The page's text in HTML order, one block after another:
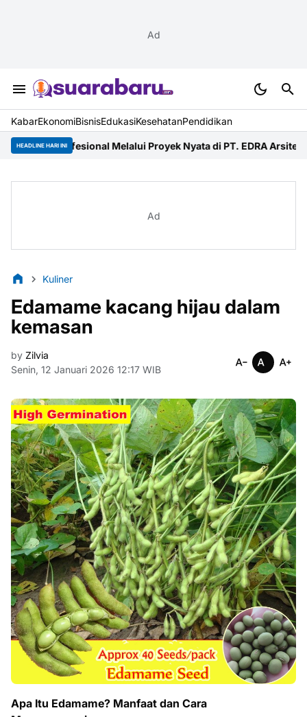
Ad
KabarEkonomiBisnisEdukasiKesehatanPendidikan
HEADLINE HARI INI
Melalui Proyek Nyata di PT. EDRA Arsitek Indonesia
Ad
Kuliner
Edamame kacang hijau dalam
kemasan
by Zilvia
Senin, 12 Januari 2026 12:17 WIB
Apa Itu Edamame? Manfaat dan Cara